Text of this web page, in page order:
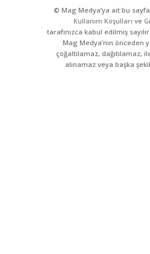
© Mag Medya’ya ait bu
Kullanım Koşulları ve
tarafınızca kabul edilmiş
Mag Medya’nın önceden
çoğaltılamaz, dağıtılamaz,
alınamaz veya başka